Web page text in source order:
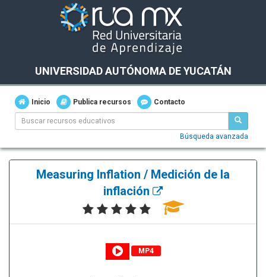
UNIVERSIDAD AUTÓNOMA DE YUCATÁN
Inicio Publica recursos Contacto
Búsqueda avanzada
Measuring Inflation / Medición de la
inflación
MP4